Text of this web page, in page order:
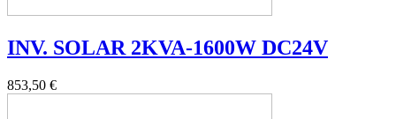
INV. SOLAR 2KVA-1600W DC24V
853,50 €